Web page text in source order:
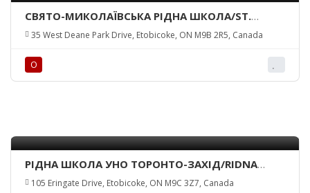
СВЯТО-МИКОЛАЇВСЬКА РІДНА ШКОЛА/ST.
NICHOLAS UKRAINIAN HERITAGE SCHOOL
35 West Deane Park Drive, Etobicoke, ON M9B 2R5, Canada
О
РІДНА ШКОЛА УНО ТОРОНТО-ЗАХІД/RIDNA
SHKOLA UNF TORONTO-WEST
105 Eringate Drive, Etobicoke, ON M9C 3Z7, Canada